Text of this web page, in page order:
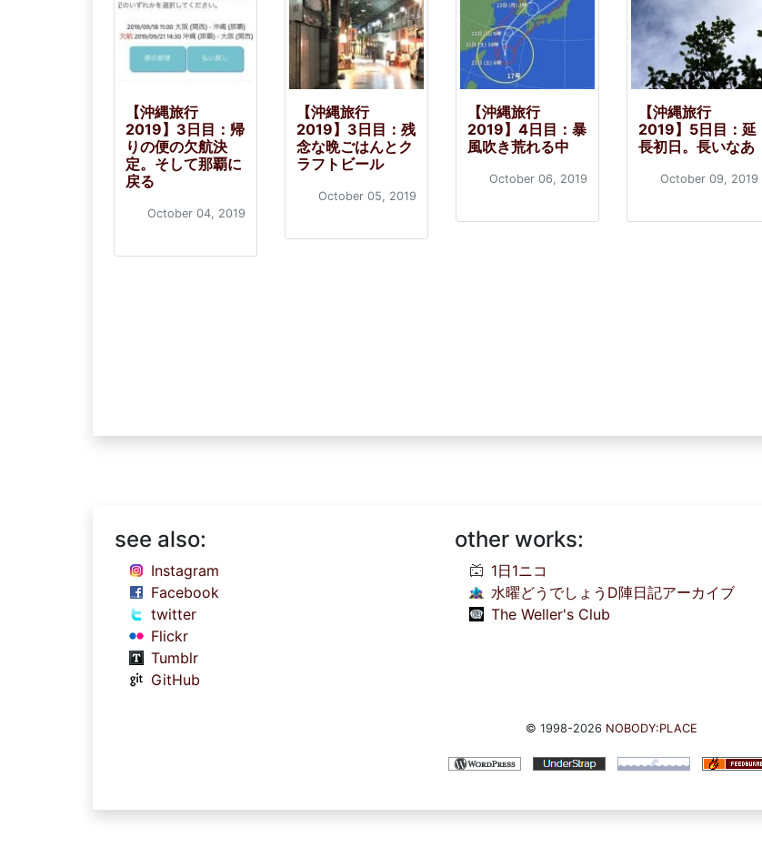
【沖縄旅行
2019】3日目：帰
りの便の欠航決
定。そして那覇に
戻る
October 04, 2019
【沖縄旅行
2019】3日目：残
念な晩ごはんとク
ラフトビール
October 05, 2019
【沖縄旅行
2019】4日目：暴
風吹き荒れる中
October 06, 2019
【沖縄旅行
2019】5日目：延
長初日。長いなあ
October 09, 2019
see also:
Instagram
Facebook
twitter
Flickr
Tumblr
GitHub
other works:
1日1ニコ
水曜どうでしょうD陣日記アーカイブ
The Weller's Club
© 1998-2026 NOBODY:PLACE